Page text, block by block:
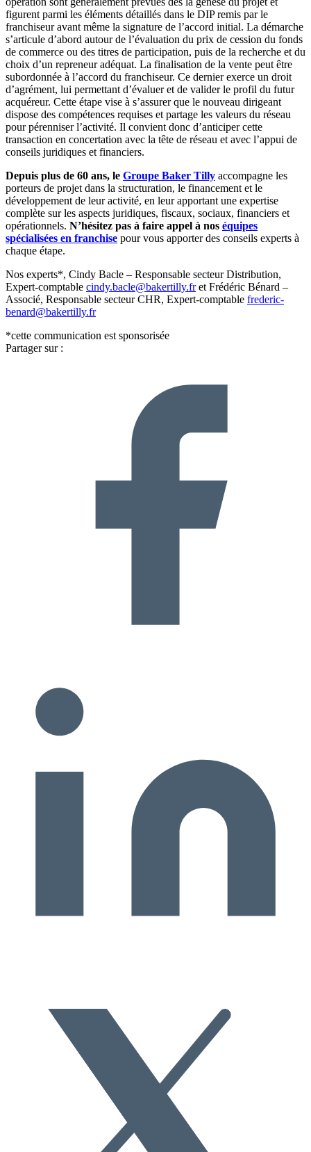
figurent parmi les éléments détaillés dans le DIP remis par le
franchiseur avant même la signature de l’accord initial. La démarche
s’articule d’abord autour de l’évaluation du prix de cession du fonds
de commerce ou des titres de participation, puis de la recherche et du
choix d’un repreneur adéquat. La finalisation de la vente peut être
subordonnée à l’accord du franchiseur. Ce dernier exerce un droit
d’agrément, lui permettant d’évaluer et de valider le profil du futur
acquéreur. Cette étape vise à s’assurer que le nouveau dirigeant
dispose des compétences requises et partage les valeurs du réseau
pour pérenniser l’activité. Il convient donc d’anticiper cette
transaction en concertation avec la tête de réseau et avec l’appui de
conseils juridiques et financiers.
Depuis plus de 60 ans, le Groupe Baker Tilly accompagne les
porteurs de projet dans la structuration, le financement et le
développement de leur activité, en leur apportant une expertise
complète sur les aspects juridiques, fiscaux, sociaux, financiers et
opérationnels. N’hésitez pas à faire appel à nos équipes
spécialisées en franchise pour vous apporter des conseils experts à
chaque étape.
Nos experts*, Cindy Bacle – Responsable secteur Distribution,
Expert-comptable cindy.bacle@bakertilly.fret Frédéric Bénard –
Associé, Responsable secteur CHR, Expert-comptable frederic-
benard@bakertilly.fr
*cette communication est sponsorisée
Partager sur :